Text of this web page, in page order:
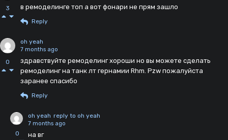
3 в ремоделинге топ а вот фонари не прям зашло
Reply
0
oh yeah
7 months ago
здравствуйте ремоделинг хороши но вы можете сделать
ремоделинг на танк лт гернамии Rhm. Pzw пожалуйста
заранее спасибо
Reply
0
oh yeah reply to oh yeah
7 months ago
на вг